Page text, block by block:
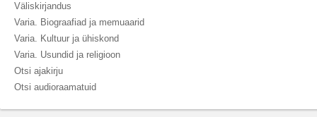
Väliskirjandus
Varia. Biograafiad ja memuaarid
Varia. Kultuur ja ühiskond
Varia. Usundid ja religioon
Otsi ajakirju
Otsi audioraamatuid